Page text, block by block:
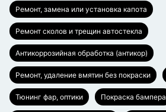
Ремонт, замена или установка капота
Ремонт сколов и трещин автостекла
Антикоррозийная обработка (антикор)
Ремонт, удаление вмятин без покраски
Тюнинг фар, оптики Покраска бампера